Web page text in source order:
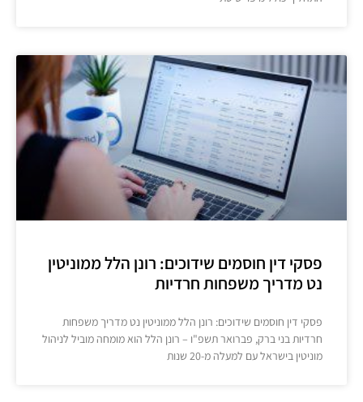
פסקי דין חוסמים שידוכים: רונן הלל ממוניטין
נט מדריך משפחות חרדיות
פסקי דין חוסמים שידוכים: רונן הלל ממוניטין נט מדריך משפחות
חרדיות בני ברק, פברואר תשפ"ו – רונן הלל הוא מומחה מוביל לניהול
מוניטין בישראל עם למעלה מ-20 שנות